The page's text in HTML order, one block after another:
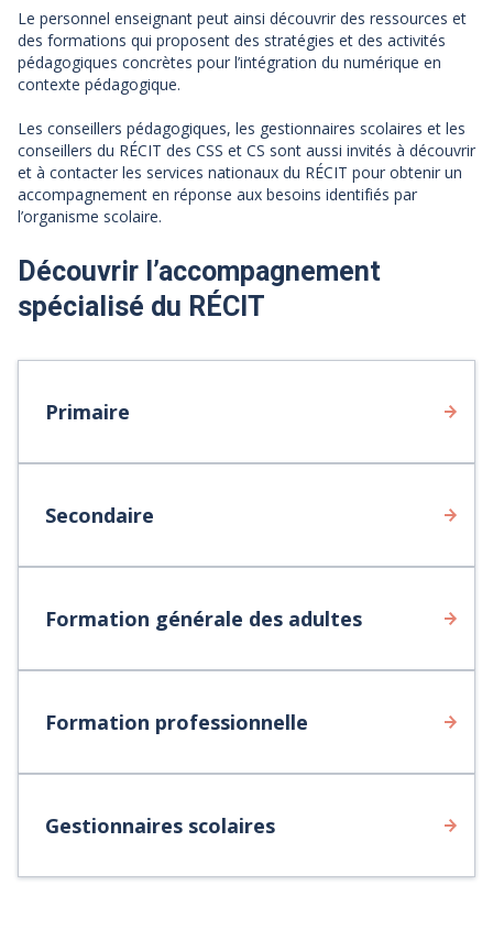
Le personnel enseignant peut ainsi découvrir des ressources et
des formations qui proposent des stratégies et des activités
pédagogiques concrètes pour l’intégration du numérique en
contexte pédagogique.
Les conseillers pédagogiques, les gestionnaires scolaires et les
conseillers du RÉCIT des CSS et CS sont aussi invités à découvrir
et à contacter les services nationaux du RÉCIT pour obtenir un
accompagnement en réponse aux besoins identifiés par
l’organisme scolaire.
Découvrir l’accompagnement
spécialisé du RÉCIT
Primaire
Secondaire
Formation générale des adultes
Formation professionnelle
Gestionnaires scolaires